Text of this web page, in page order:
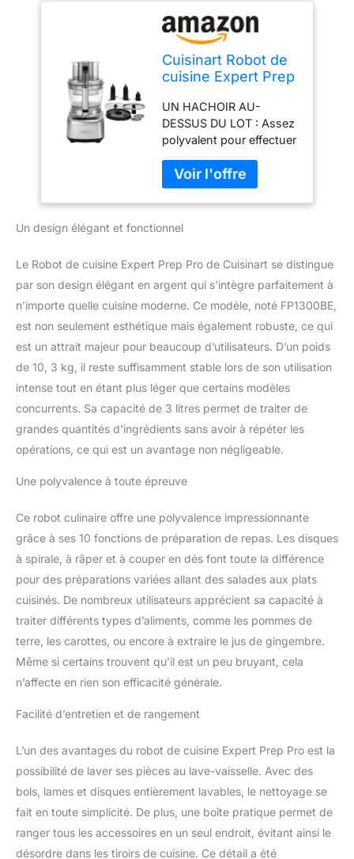
Cuisinart Robot de
cuisine Expert Prep
fonctions de
préparation de
repas |
Multifonctionnel |
Disques à spirale, à
râper et à couper
en dés | Sans BPA |
Pièces lavables au
UN HACHOIR AU-
DESSUS DU LOT : Assez
polyvalent pour effectuer
cuisine : hacher,
mélanger, trancher et
râper, couper en dés,
pétrir, mixer, réduire en
CONSTANTS, À
CHAQUE FOIS : Que
vous prépariez des
ingrédients pour un dîner
rapide en semaine ou
que vous vous attaquiez
à une recette plus
complexe, vous
obtiendrez des résultats
uniformes et fiables.
EFFORT AUX
DIFFICILES : Les
bas ou impulsion)
permettent de hacher les
noix, de couper les
sauces, de mixer les
soupes et bien plus
encore. KIT COMPLET
POUR TOUTES LES
TÂCHES DE CUISINE :
Équipé de 2 bols de
d'une petite lame pour
lame pour la pâte, Petite
lame pour
hacher/mélanger, disque
réversible pour
déchiqueter/râper,
disque à trancher
ajustable, disque à
Un design élégant et fonctionnel
Le Robot de cuisine Expert Prep Pro de Cuisinart se distingue
par son design élégant en argent qui s’intègre parfaitement à
n’importe quelle cuisine moderne. Ce modèle, noté FP1300BE,
est non seulement esthétique mais également robuste, ce qui
est un attrait majeur pour beaucoup d’utilisateurs. D’un poids
de 10, 3 kg, il reste suffisamment stable lors de son utilisation
intense tout en étant plus léger que certains modèles
concurrents. Sa capacité de 3 litres permet de traiter de
grandes quantités d’ingrédients sans avoir à répéter les
opérations, ce qui est un avantage non négligeable.
Une polyvalence à toute épreuve
Ce robot culinaire offre une polyvalence impressionnante
grâce à ses 10 fonctions de préparation de repas. Les disques
à spirale, à râper et à couper en dés font toute la différence
pour des préparations variées allant des salades aux plats
cuisinés. De nombreux utilisateurs apprécient sa capacité à
traiter différents types d’aliments, comme les pommes de
terre, les carottes, ou encore à extraire le jus de gingembre.
Même si certains trouvent qu’il est un peu bruyant, cela
n’affecte en rien son efficacité générale.
Facilité d’entretien et de rangement
L’un des avantages du robot de cuisine Expert Prep Pro est la
possibilité de laver ses pièces au lave-vaisselle. Avec des
bols, lames et disques entièrement lavables, le nettoyage se
fait en toute simplicité. De plus, une boîte pratique permet de
ranger tous les accessoires en un seul endroit, évitant ainsi le
désordre dans les tiroirs de cuisine. Ce détail a été